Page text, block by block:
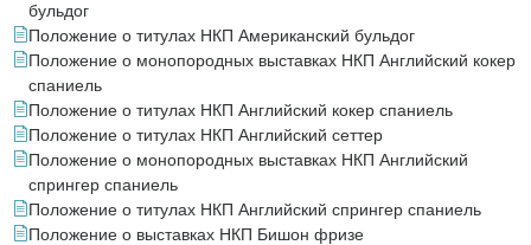
бульдог
Положение о титулах НКП Американский бульдог
Положение о монопородных выставках НКП Английский кокер
спаниель
Положение о титулах НКП Английский кокер спаниель
Положение о титулах НКП Английский сеттер
Положение о монопородных выставках НКП Английский
спрингер спаниель
Положение о титулах НКП Английский спрингер спаниель
Положение о выставках НКП Бишон фризе